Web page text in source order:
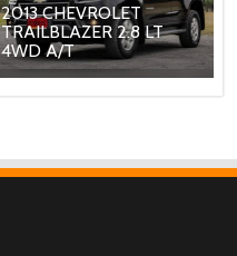
2013 CHEVROLET
TRAILBLAZER 2.8 LT
4WD A/T